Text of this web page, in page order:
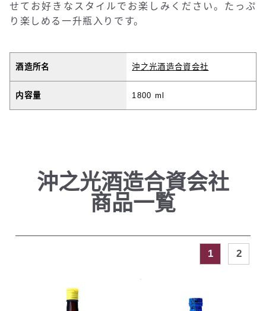
せてお好きなスタイルでお楽しみください。たっぷ
り楽しめる一升瓶入りです。
酒造所名 沖之光酒造合資会社
内容量 1800 ml
沖之光酒造合資会社
商品一覧
1 2